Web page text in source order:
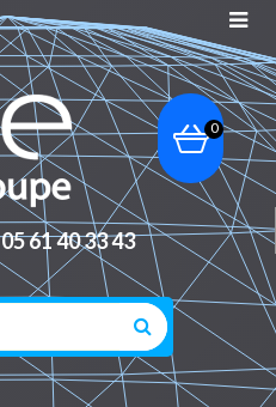
05 61 40 33 43
0